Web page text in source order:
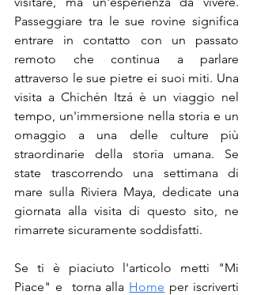
Passeggiare tra le sue rovine significa
entrare in contatto con un passato
remoto che continua a parlare
attraverso le sue pietre ei suoi miti. Una
visita a Chichén Itzá è un viaggio nel
tempo, un'immersione nella storia e un
omaggio a una delle culture più
straordinarie della storia umana. Se
state trascorrendo una settimana di
mare sulla Riviera Maya, dedicate una
giornata alla visita di questo sito, ne
rimarrete sicuramente soddisfatti.
Se ti è piaciuto l'articolo metti "Mi
Piace" e  torna alla Home per iscriverti